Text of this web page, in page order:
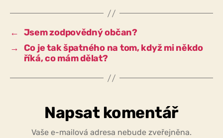
se
někdo
← Jsem zodpovědný občan?
→ Co je tak špatného na tom, když mi někdo
říká, co mám dělat?
Napsat komentář
Vaše e-mailová adresa nebude zveřejněna.